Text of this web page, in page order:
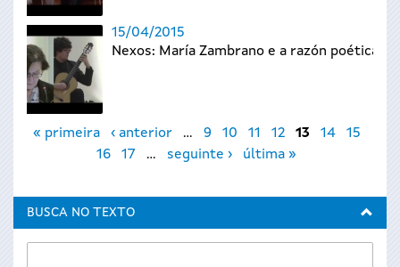
15/04/2015
Nexos: María Zambrano e a razón poética
Páxinas
« primeira ‹ anterior … 9 10 11 12 13 14
15
16
17 … seguinte › última »
BUSCA NO TEXTO